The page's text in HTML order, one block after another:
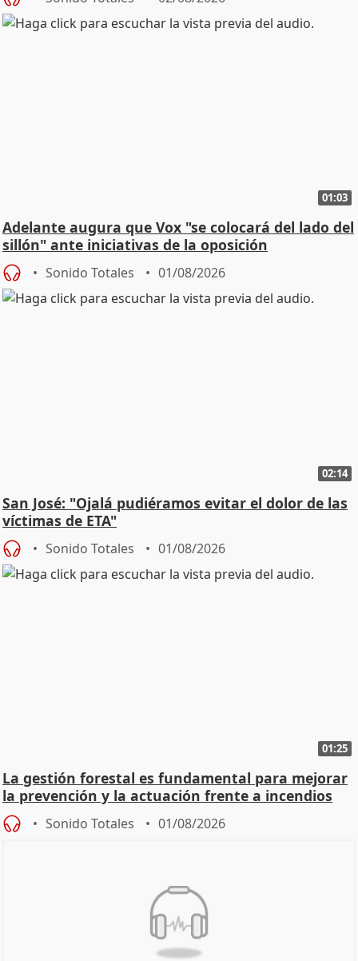
01:03
Adelante augura que Vox "se colocará del lado del
sillón" ante iniciativas de la oposición
Sonido Totales 01/08/2026
02:14
San José: "Ojalá pudiéramos evitar el dolor de las
víctimas de ETA"
Sonido Totales 01/08/2026
01:25
La gestión forestal es fundamental para mejorar
la prevención y la actuación frente a incendios
Sonido Totales 01/08/2026